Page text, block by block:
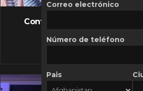
FLASH NEWS
Controversia de Mercado
10 MARZO, 2026
Correo electrónico
Número de teléfono
Pais